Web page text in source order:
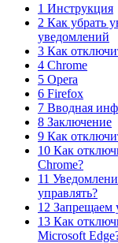
1 Инструкция
2 Как убрать
уведомлений
3 Как
4 Chrome
5 Opera
6 Firefox
7 Вводная
8 Заключение
9 Как
10 Как
Chrome?
11
управлять?
12 Запрещаем
13 Как
Microsoft